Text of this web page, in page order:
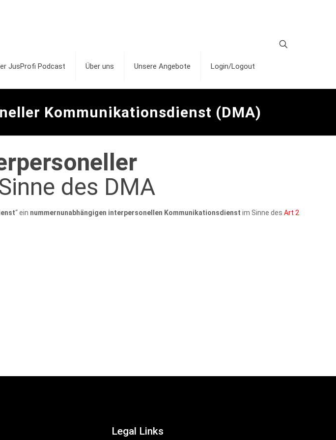
JusProfi Podcast Über uns Unsere Angebote Login/Logout
Kommunikationsdienst (DMA)
des DMA
“ ein nummernunabhängigen interpersonellen Kommunikationsdienst im Sinne desArt 2
Legal Links